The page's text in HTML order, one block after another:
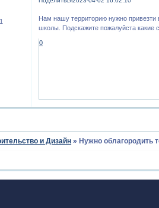
Нам нашу территорию нужно привезти
школы. Подскажите пожалуйста какие
0
и Дизайн » Нужно облагородить